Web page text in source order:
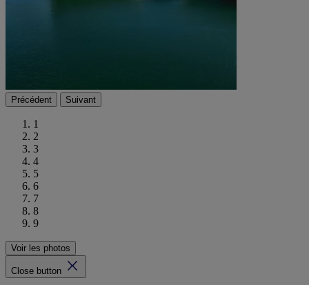
Précédent Suivant
1
2
3
4
5
6
7
8
9
Voir les photos
Close button